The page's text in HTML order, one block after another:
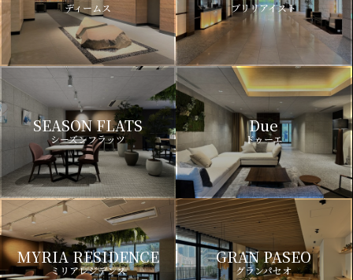
ディームス ブリリアイスト
SEASON FLATS
シーズンフラッツ
Due
ドゥーエ
MYRIA RESIDENCE
ミリアレジデンス
GRAN PASEO
グランパセオ